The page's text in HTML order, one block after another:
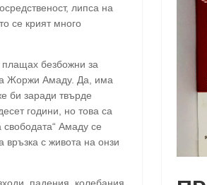
липса на
се крият много
плащах безбожни за
Жоржи Амаду. Да, има
би заради твърде
години, но това са
Амаду се
с живота на онзи